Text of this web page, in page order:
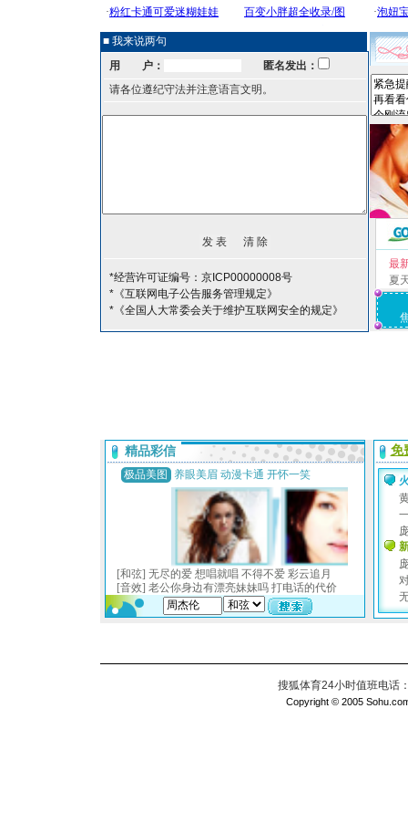
■ 我来说两句
用 户：
匿名发出：
请各位遵纪守法并注意语言文明。
*经营许可证编号：京ICP00000008号
*《互联网电子公告服务管理规定》
*《全国人大常委会关于维护互联网安全的规定》
最
夏
搜狐体育24小时值班电话
Copyright © 2005